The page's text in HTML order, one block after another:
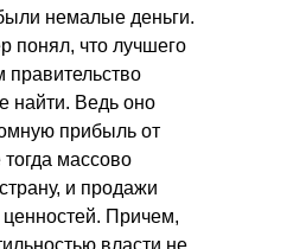
немалые деньги.
понял, что лучшего
правительство
найти. Ведь оно
прибыль от
массово
и продажи
ценностей. Причем,
власти не